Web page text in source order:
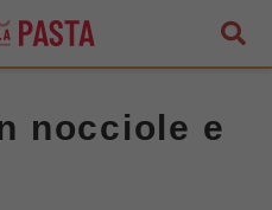
nocciole e